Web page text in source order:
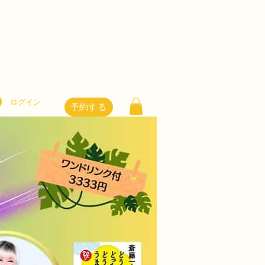
ログイン 予約する